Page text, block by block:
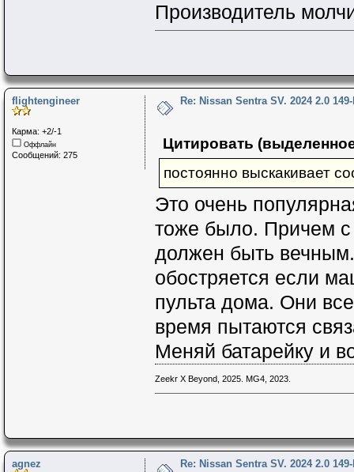
Производитель
flightengineer
Карма: +2/-1
Оффлайн
Сообщений: 275
Re: Nissan Sentra SV. 2024 2.0
Цитировать
постоянно выскакивает
Это очень
тоже было. Причем с
должен быть
обостряется если
пульта дома. Они
время пытаются
Меняй батарейку и
Zeekr X Beyond, 2025. MG4, 2023.
agnez Re: Nissan Sentra SV. 2024 2.0